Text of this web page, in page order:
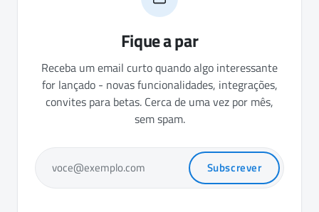
Fique a par
Receba um email curto quando algo interessante
for lançado - novas funcionalidades, integrações,
convites para betas. Cerca de uma vez por mês,
sem spam.
voce@exemplo.com Subscrever